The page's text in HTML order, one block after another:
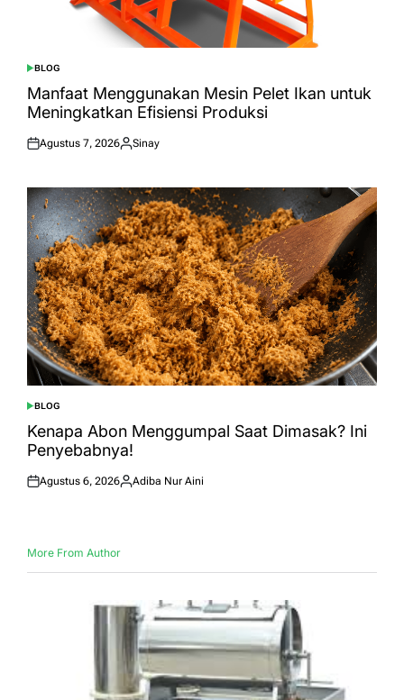
POSTED
IN
BLOG
Manfaat Menggunakan Mesin Pelet Ikan untuk
Meningkatkan Efisiensi Produksi
Posted
Agustus 7, 2026
Posted
Sinay
POSTED
IN
BLOG
Kenapa Abon Menggumpal Saat Dimasak? Ini
Penyebabnya!
Posted
Agustus 6, 2026
Posted
Adiba Nur Aini
More From Author